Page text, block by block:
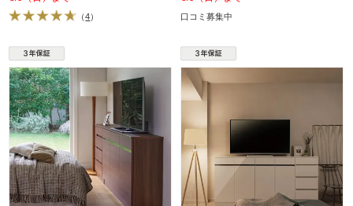
（4） 口コミ募集中